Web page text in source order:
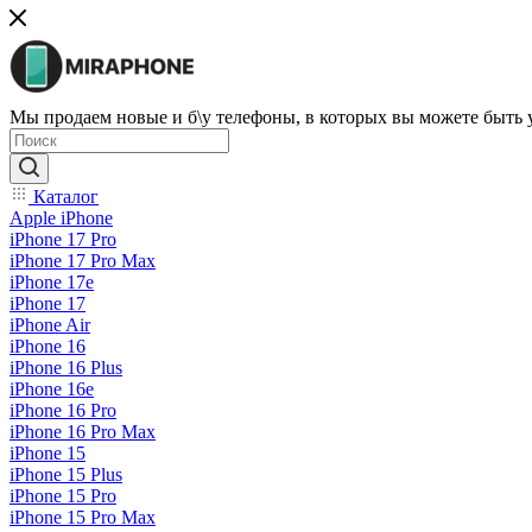
Мы продаем новые и б\у телефоны, в которых вы можете быть
Каталог
Apple iPhone
iPhone 17 Pro
iPhone 17 Pro Max
iPhone 17e
iPhone 17
iPhone Air
iPhone 16
iPhone 16 Plus
iPhone 16e
iPhone 16 Pro
iPhone 16 Pro Max
iPhone 15
iPhone 15 Plus
iPhone 15 Pro
iPhone 15 Pro Max